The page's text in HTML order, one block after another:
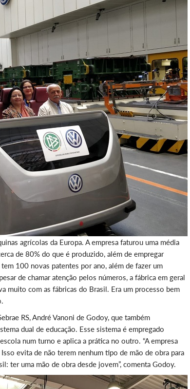
agrícolas da Europa. A empresa faturou uma média
de 80% do que é produzido, além de empregar
100 novas patentes por ano, além de fazer um
de chamar atenção pelos números, a fábrica em geral
muito com as fábricas do Brasil. Era um processo bem
RS, André Vanoni de Godoy, que também
dual de educação. Esse sistema é empregado
num turno e aplica a prática no outro. “A empresa
evita de não terem nenhum tipo de mão de obra para
ter uma mão de obra desde jovem”, comenta Godoy.